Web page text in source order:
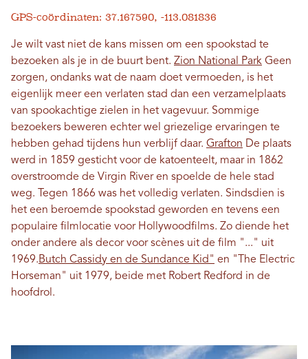
GPS-coördinaten: 37.167590, -113.081836
Je wilt vast niet de kans missen om een ​​spookstad te
bezoeken als je in de buurt bent. Zion National Park Geen
zorgen, ondanks wat de naam doet vermoeden, is het
eigenlijk meer een verlaten stad dan een verzamelplaats
van spookachtige zielen in het vagevuur. Sommige
bezoekers beweren echter wel griezelige ervaringen te
hebben gehad tijdens hun verblijf daar. Grafton De plaats
werd in 1859 gesticht voor de katoenteelt, maar in 1862
overstroomde de Virgin River en spoelde de hele stad
weg. Tegen 1866 was het volledig verlaten. Sindsdien is
het een beroemde spookstad geworden en tevens een
populaire filmlocatie voor Hollywoodfilms. Zo diende het
onder andere als decor voor scènes uit de film "..." uit
1969.Butch Cassidy en de Sundance Kid" en "The Electric
Horseman" uit 1979, beide met Robert Redford in de
hoofdrol.